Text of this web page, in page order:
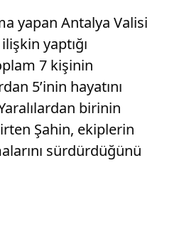
yapan Antalya Valisi
yaptığı
7 kişinin
5’inin hayatını
birinin
Şahin, ekiplerin
sürdürdüğünü